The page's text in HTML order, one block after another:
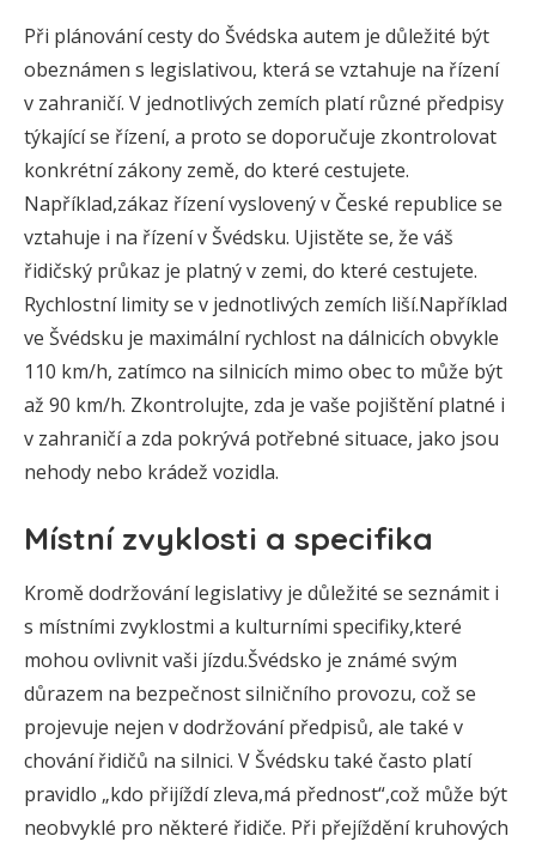
Při plánování cesty do Švédska autem je důležité být
obeznámen s legislativou, která se vztahuje na řízení
v zahraničí. V jednotlivých zemích platí různé předpisy
týkající se řízení, a proto se doporučuje zkontrolovat
konkrétní zákony země, do které cestujete.
Například,zákaz řízení vyslovený v České republice se
vztahuje i na řízení v Švédsku. Ujistěte se, že váš
řidičský průkaz je platný v zemi, do které cestujete.
Rychlostní limity se v jednotlivých zemích liší.Například
ve Švédsku je maximální rychlost na dálnicích obvykle
110 km/h, zatímco na silnicích mimo obec to může být
až 90 km/h. Zkontrolujte, zda je vaše pojištění platné i
v zahraničí a zda pokrývá potřebné situace, jako jsou
nehody nebo krádež vozidla.
Místní zvyklosti a specifika
Kromě dodržování legislativy je důležité se seznámit i
s místními zvyklostmi a kulturními specifiky,které
mohou ovlivnit vaši jízdu.Švédsko je známé svým
důrazem na bezpečnost silničního provozu, což se
projevuje nejen v dodržování předpisů, ale také v
chování řidičů na silnici. V Švédsku také často platí
pravidlo „kdo přijíždí zleva,má přednost“,což může být
neobvyklé pro některé řidiče. Při přejíždění kruhových